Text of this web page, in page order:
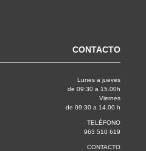
CONTACTO
Lunes a jueves
de 09:30 a 15.00h
Viernes
de 09:30 a 14.00 h
TELÉFONO
963 510 619
CONTACTO